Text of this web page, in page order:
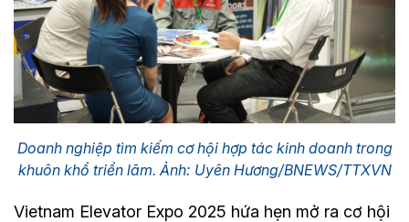
Doanh nghiệp tìm kiếm cơ hội hợp tác kinh doanh trong
khuôn khổ triển lãm. Ảnh: Uyên Hương/BNEWS/TTXVN
Vietnam Elevator Expo 2025 hứa hẹn mở ra cơ hội